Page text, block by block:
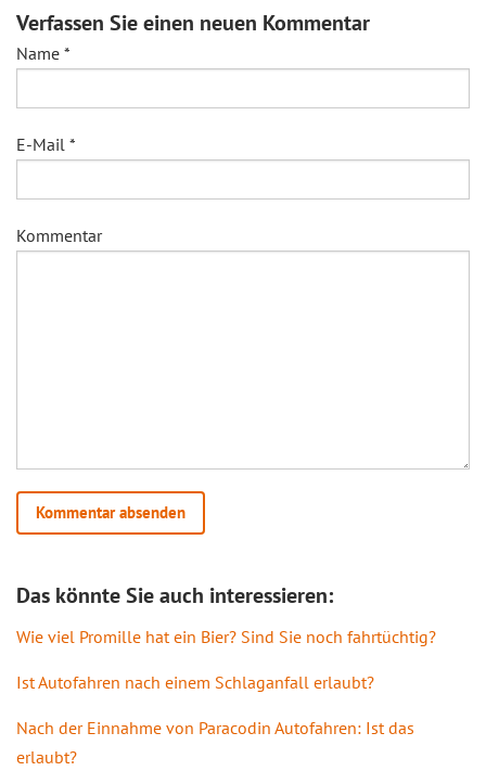
Verfassen Sie einen neuen Kommentar
Name *
E-Mail *
Kommentar
Das könnte Sie auch interessieren:
Wie viel Promille hat ein Bier? Sind Sie noch fahrtüchtig?
Ist Autofahren nach einem Schlaganfall erlaubt?
Nach der Einnahme von Paracodin Autofahren: Ist das
erlaubt?